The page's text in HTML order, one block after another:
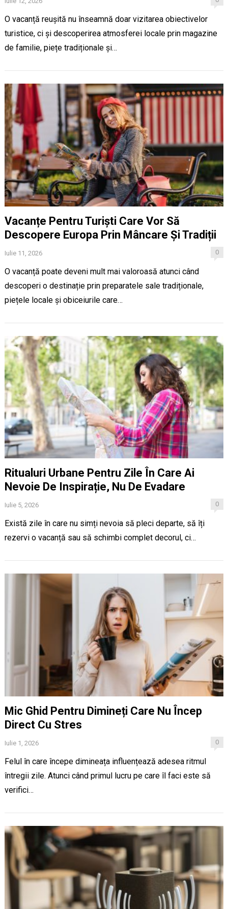
O vacanță reușită nu înseamnă doar vizitarea obiectivelor
turistice, ci și descoperirea atmosferei locale prin magazine
de familie, piețe tradiționale și…
Vacanțe Pentru Turiști Care Vor Să
Descopere Europa Prin Mâncare Și Tradiții
Iulie 11, 2026 0
O vacanță poate deveni mult mai valoroasă atunci când
descoperi o destinație prin preparatele sale tradiționale,
piețele locale și obiceiurile care…
Ritualuri Urbane Pentru Zile În Care Ai
Nevoie De Inspirație, Nu De Evadare
Iulie 5, 2026 0
Există zile în care nu simți nevoia să pleci departe, să îți
rezervi o vacanță sau să schimbi complet decorul, ci…
Mic Ghid Pentru Dimineți Care Nu Încep
Direct Cu Stres
Iulie 1, 2026 0
Felul în care începe dimineața influențează adesea ritmul
întregii zile. Atunci când primul lucru pe care îl faci este să
verifici…